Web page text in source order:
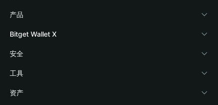
关于 Bitget Wallet
博客
学院
加密资讯
帮助中心
产品
加密卡
稳定币理财
Payfi Crypto
Crypto Swap API
Bitget Wallet X
开发者文档
接入钱包
Bitget Wallet Pay
安全
风险保障基金
安全防护技术
工具
快捷买币
资产